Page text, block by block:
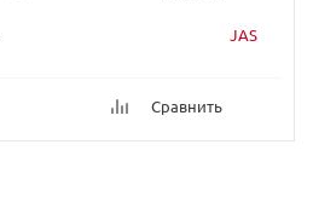
JAS
Сравнить